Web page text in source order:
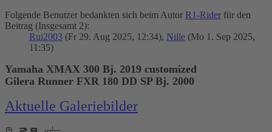
Folgende Benutzer bedankten sich beim Autor R1-Rider für den
Beitrag (Insgesamt 2):
Rui2003 (Fr 29. Aug 2025, 12:34), Nille (Mo 1. Sep 2025,
11:35)
Yamaha XMAX 300 Bj. 2019 customized
Gilera Runner FXR 180 DD SP Bj. 2000
Aktuelle Galeriebilder